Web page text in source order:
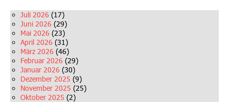
Juli 2026 (17)
Juni 2026 (29)
Mai 2026 (23)
April 2026 (31)
März 2026 (46)
Februar 2026 (29)
Januar 2026 (30)
Dezember 2025 (9)
November 2025 (25)
Oktober 2025 (2)